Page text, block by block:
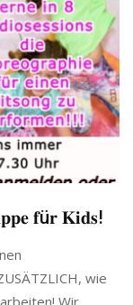
𝐟ü𝐫 𝐊𝐢𝐝𝐬!
wie
Wir